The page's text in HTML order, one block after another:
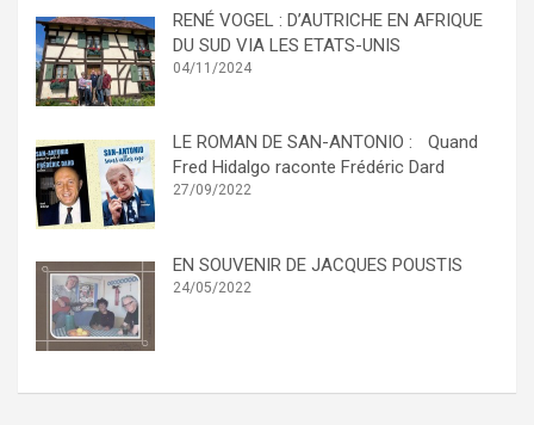
RENÉ VOGEL : D’AUTRICHE EN AFRIQUE
DU SUD VIA LES ETATS-UNIS
04/11/2024
LE ROMAN DE SAN-ANTONIO : Quand
Fred Hidalgo raconte Frédéric Dard
27/09/2022
EN SOUVENIR DE JACQUES POUSTIS
24/05/2022